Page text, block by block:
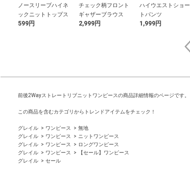
ノースリーブハイネ
ックニットトップス
599円
チェック柄フロント
ギャザーブラウス
2,999円
ハイウエストショー
トパンツ
1,999円
前後2Wayストレートリブニットワンピースの商品詳細情報のページです。
この商品を含むカテゴリからトレンドアイテムをチェック！
グレイル ワンピース
無地
グレイル
ワンピース
ニットワンピース
グレイル
ワンピース
ロングワンピース
グレイル
ワンピース
【セール】ワンピース
グレイル
セール